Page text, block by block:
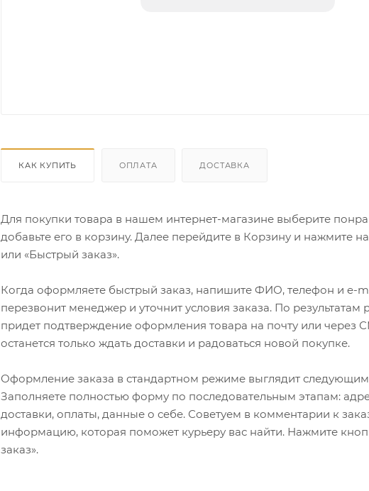
КАК КУПИТЬ ОПЛАТА ДОСТАВКА
Для покупки товара в нашем интернет-магазине выберите
добавьте его в корзину. Далее перейдите в Корзину и нажмите
или «Быстрый заказ».
Когда оформляете быстрый заказ, напишите ФИО, телефон и e-
перезвонит менеджер и уточнит условия заказа. По результатам
придет подтверждение оформления товара на почту или через
останется только ждать доставки и радоваться новой покупке.
Оформление заказа в стандартном режиме выглядит
Заполняете полностью форму по последовательным этапам:
доставки, оплаты, данные о себе. Советуем в комментарии к
информацию, которая поможет курьеру вас найти. Нажмите
заказ».